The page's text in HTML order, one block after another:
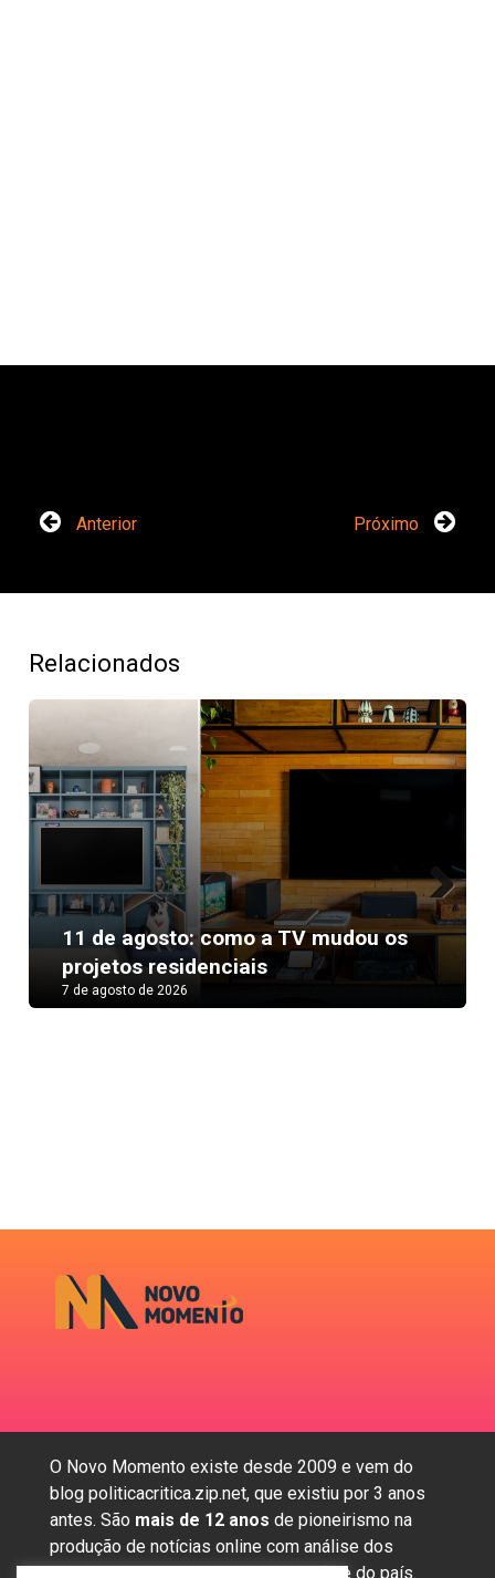
Anterior Próximo
Relacionados
11 de agosto: como a TV mudou os
projetos residenciais
7 de agosto de 2026
Next
O Novo Momento existe desde 2009 e vem do
blog politicacritica.zip.net, que existiu por 3 anos
antes. São mais de 12 anos de pioneirismo na
produção de notícias online com análise dos
assuntos mais importantes da região e do país.